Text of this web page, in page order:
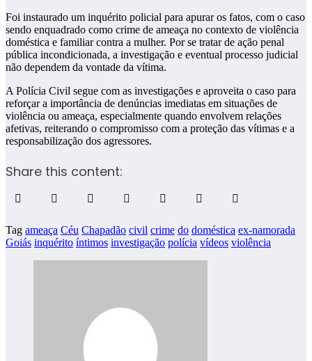
Foi instaurado um inquérito policial para apurar os fatos, com o caso
sendo enquadrado como crime de ameaça no contexto de violência
doméstica e familiar contra a mulher. Por se tratar de ação penal
pública incondicionada, a investigação e eventual processo judicial
não dependem da vontade da vítima.
A Polícia Civil segue com as investigações e aproveita o caso para
reforçar a importância de denúncias imediatas em situações de
violência ou ameaça, especialmente quando envolvem relações
afetivas, reiterando o compromisso com a proteção das vítimas e a
responsabilização dos agressores.
Share this content:
Tag ameaça Céu Chapadão civil crime do doméstica ex-namorada
Goiás inquérito íntimos investigação polícia vídeos violência